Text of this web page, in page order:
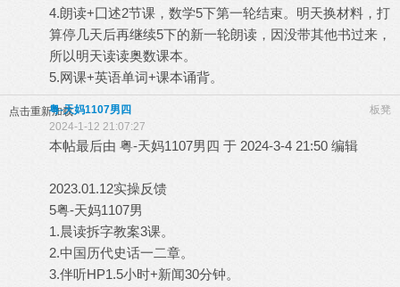
4.朗读+囗述2节课，数学5下第一轮结束。明天换材料，打
算停几天后再继续5下的新一轮朗读，因没带其他书过来，
所以明天读读奥数课本。
5.网课+英语单词+课本诵背。
点击重新加载 板凳
粤-天妈1107男四
2024-1-12 21:07:27
本帖最后由 粤-天妈1107男四 于 2024-3-4 21:50 编辑
2023.01.12实操反馈
5粤-天妈1107男
1.晨读拆字教案3课。
2.中国历代史话一二章。
3.伴听HP1.5小时+新闻30分钟。